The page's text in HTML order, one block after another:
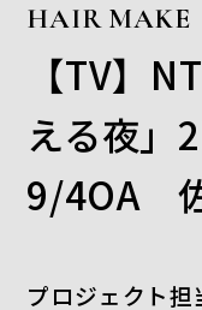
HAIR MAKE
【TV】
える夜」
9/4OA
プロジェクト担